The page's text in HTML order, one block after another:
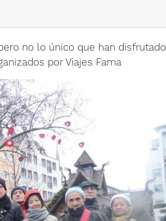
no lo único que han disfrutado
por Viajes Fama